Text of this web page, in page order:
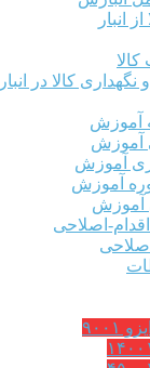
انبار
کالا در انبار
آموزش
آموزش
آموزش
آموزش
آموزش
اصلاحی